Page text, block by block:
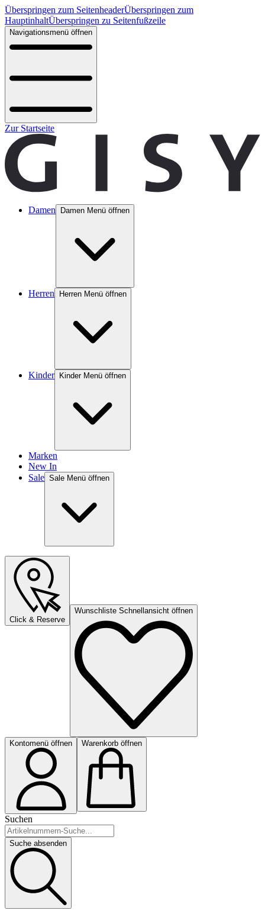
Überspringen zum SeitenheaderÜberspringen zum
HauptinhaltÜberspringen zu Seitenfußzeile
Navigationsmenü öffnen
Zur Startseite
Damen Damen Menü öffnen
Herren Herren Menü öffnen
Kinder Kinder Menü öffnen
Marken
New In
Sale Sale Menü öffnen
Click & Reserve
Wunschliste Schnellansicht öffnen
Kontomenü öffnen Warenkorb öffnen
Suchen
Suche absenden